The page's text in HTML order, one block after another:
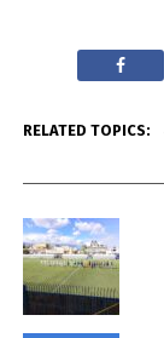
RELATED TOPICS: